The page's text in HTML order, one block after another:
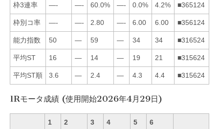
枠3連率 —- —- 60.0% —- 0.0% 4.2% ■365124
枠別コ率 —- —- 2.80 —- 6.00 6.00 ■356124
能力指数 50 — 59 — 34 34 ■316524
平均ST 16 — 14 — 19 21 ■315624
平均ST順 3.6 — 2.4 — 4.3 4.4 ■315624
1Rモータ成績 (使用開始2026年4月29日)
1 2 3 4 5 6